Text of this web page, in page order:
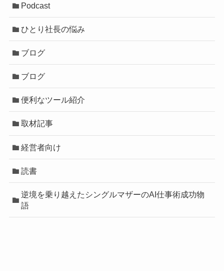
Podcast
ひとり社長の悩み
ブログ
ブログ
便利なツール紹介
取材記事
経営者向け
読書
逆境を乗り越えたシングルマザーのAI仕事術成功物
語